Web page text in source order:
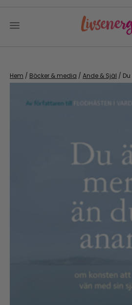
content
Hem / Böcker & media / Ande & Själ /